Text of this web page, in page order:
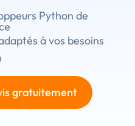
Python de
à vos besoins
gratuitement